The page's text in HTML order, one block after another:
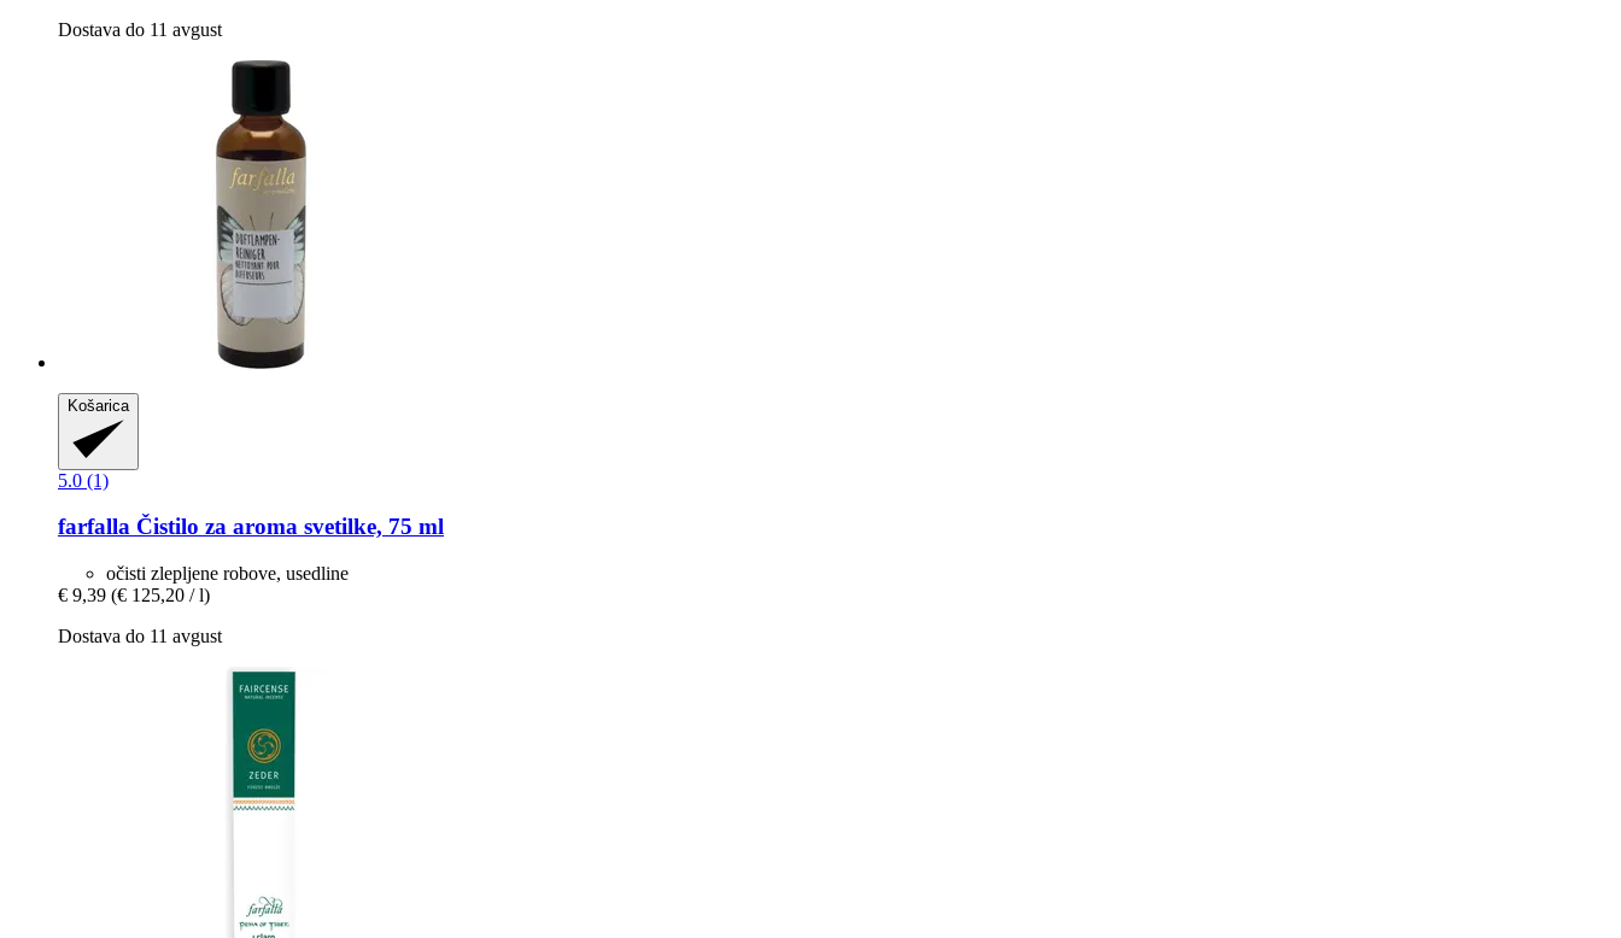
Dostava do 11 avgust
Košarica
5.0 (1)
farfalla Čistilo za aroma svetilke, 75 ml
očisti zlepljene robove, usedline
€ 9,39 (€ 125,20 / l)
Dostava do 11 avgust